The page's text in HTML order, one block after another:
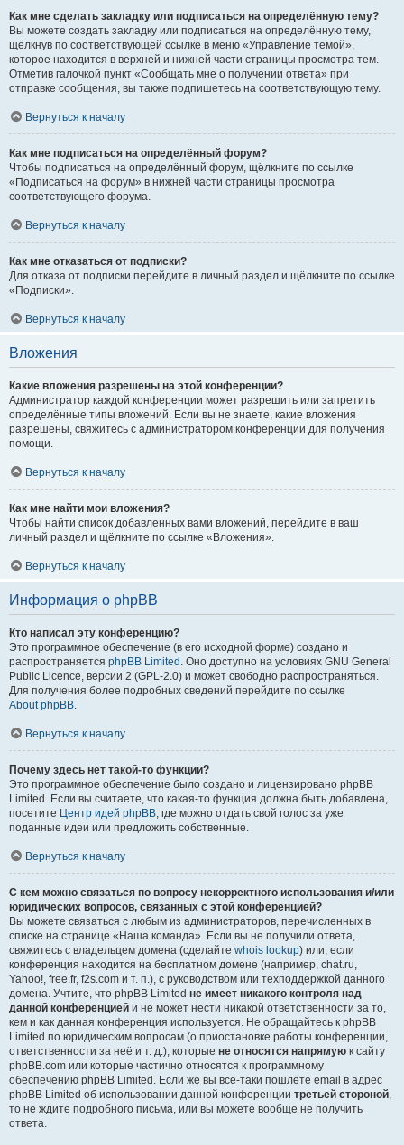
Как мне сделать закладку или подписаться на определённую тему?
Вы можете создать закладку или подписаться на определённую тему,
щёлкнув по соответствующей ссылке в меню «Управление темой»,
которое находится в верхней и нижней части страницы просмотра тем.
Отметив галочкой пункт «Сообщать мне о получении ответа» при
отправке сообщения, вы также подпишетесь на соответствующую тему.
Вернуться к началу
Как мне подписаться на определённый форум?
Чтобы подписаться на определённый форум, щёлкните по ссылке
«Подписаться на форум» в нижней части страницы просмотра
соответствующего форума.
Вернуться к началу
Как мне отказаться от подписки?
Для отказа от подписки перейдите в личный раздел и щёлкните по ссылке
«Подписки».
Вернуться к началу
Вложения
Какие вложения разрешены на этой конференции?
Администратор каждой конференции может разрешить или запретить
определённые типы вложений. Если вы не знаете, какие вложения
разрешены, свяжитесь с администратором конференции для получения
помощи.
Вернуться к началу
Как мне найти мои вложения?
Чтобы найти список добавленных вами вложений, перейдите в ваш
личный раздел и щёлкните по ссылке «Вложения».
Вернуться к началу
Информация о phpBB
Кто написал эту конференцию?
Это программное обеспечение (в его исходной форме) создано и
распространяется phpBB Limited . Оно доступно на условиях GNU General
Public Licence, версии 2 (GPL-2.0) и может свободно распространяться.
Для получения более подробных сведений перейдите по ссылке
About phpBB.
Вернуться к началу
Почему здесь нет такой-то функции?
Это программное обеспечение было создано и лицензировано phpBB
Limited. Если вы считаете, что какая-то функция должна быть добавлена,
посетите Центр идей phpBB, где можно отдать свой голос за уже
поданные идеи или предложить собственные.
Вернуться к началу
С кем можно связаться по вопросу некорректного использования и/или
юридических вопросов, связанных с этой конференцией?
Вы можете связаться с любым из администраторов, перечисленных в
списке на странице «Наша команда». Если вы не получили ответа,
свяжитесь с владельцем домена (сделайте whois lookup) или, если
конференция находится на бесплатном домене (например, chat.ru,
Yahoo!, free.fr, f2s.com и т. п.), с руководством или техподдержкой данного
домена. Учтите, что phpBB Limited не имеет никакого контроля над
данной конференцией и не может нести никакой ответственности за то,
кем и как данная конференция используется. Не обращайтесь к phpBB
Limited по юридическим вопросам (о приостановке работы конференции,
ответственности за неё и т. д.), которые не относятся напрямую к сайту
phpBB.com или которые частично относятся к программному
обеспечению phpBB Limited. Если же вы всё-таки пошлёте email в адрес
phpBB Limited об использовании данной конференции третьей стороной,
то не ждите подробного письма, или вы можете вообще не получить
ответа.